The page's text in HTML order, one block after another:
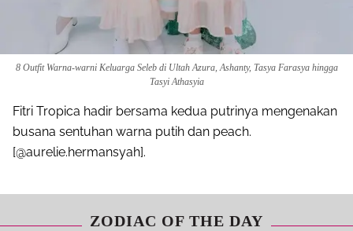
8 Outfit Warna-warni Keluarga Seleb di Ultah Azura, Ashanty, Tasya Farasya hingga
Tasyi Athasyia
Fitri Tropica hadir bersama kedua putrinya mengenakan
busana sentuhan warna putih dan peach.
[@aurelie.hermansyah].
ZODIAC OF THE DAY